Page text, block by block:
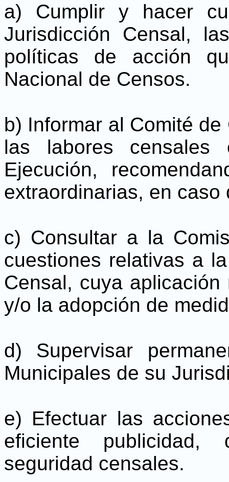
a) Cumplir y hacer
Jurisdicción Censal,
políticas de acción
Nacional de Censos.
b) Informar al Comité
las labores censales
Ejecución,
extraordinarias, en caso
c) Consultar a la
cuestiones relativas a
Censal, cuya
y/o la adopción de
d) Supervisar
Municipales de su
e) Efectuar las
eficiente publicidad,
seguridad censales.